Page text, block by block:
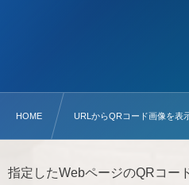
HOME URLからQRコード画像を表
指定したWebページのQRコー